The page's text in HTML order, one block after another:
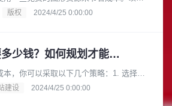
源的网站，它们都可以用于商业目的：
版权 2024/4/25 0:00:00
建网站一般需要多少钱？如何规划才能节省成本？
本，你可以采取以下几个策略：1. 选择合
业务需求和预算，选择适合你的网站类
建设 2024/4/25 0:00:00